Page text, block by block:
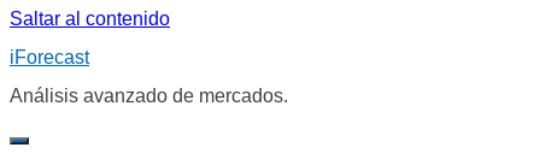
Saltar al contenido
iForecast
Análisis avanzado de mercados.